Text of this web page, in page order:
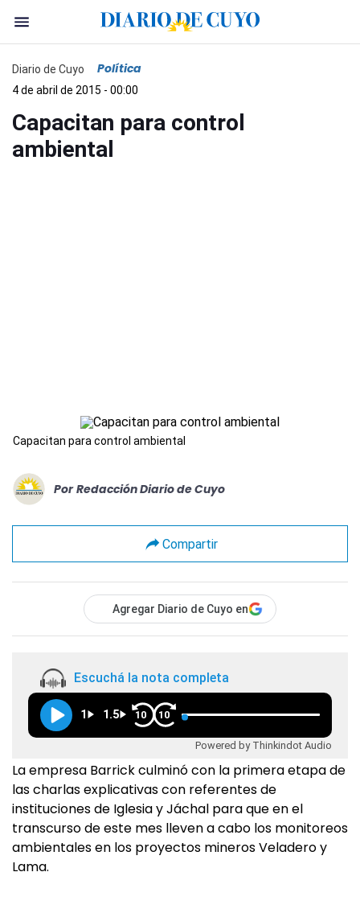
Diario de Cuyo Política
4 de abril de 2015 - 00:00
Capacitan para control
ambiental
Capacitan para control ambiental
Por Redacción Diario de Cuyo
Compartir
Agregar Diario de Cuyo en
Escuchá la nota completa
1 1.5 10 10
Powered by Thinkindot Audio
La empresa Barrick culminó con la primera etapa de
las charlas explicativas con referentes de
instituciones de Iglesia y Jáchal para que en el
transcurso de este mes lleven a cabo los monitoreos
ambientales en los proyectos mineros Veladero y
Lama.